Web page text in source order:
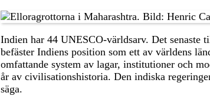
Indien har 44 UNESCO-världsarv. Det
befäster Indiens position som ett av världens
omfattande system av lagar, institutioner och
år av civilisationshistoria. Den indiska
säga.